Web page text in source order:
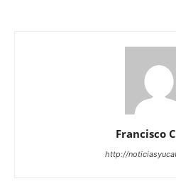
Francisco
http://